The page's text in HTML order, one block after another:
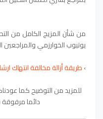
من شأن المزيج الكامل من
يوتيوب الخوارزمي
›طريقة أزالة مخالفة انتهاك
للمزيد من التوضيح كما
دائما